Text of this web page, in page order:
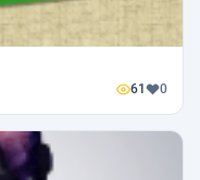
61 0